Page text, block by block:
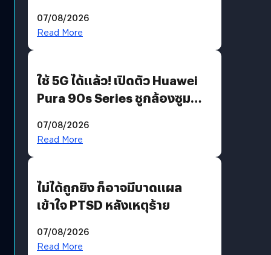
บริโภคและ B2B
07/08/2026
Read More
ใช้ 5G ได้แล้ว! เปิดตัว Huawei
Pura 90s Series ชูกล้องซูม
07/08/2026
Read More
ไม่ได้ถูกยิง ก็อาจมีบาดแผล
เข้าใจ PTSD หลังเหตุร้าย
07/08/2026
Read More